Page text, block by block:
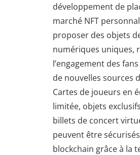
développement de
marché NFT
proposer des objets
numériques uniques,
l’engagement des
de nouvelles sources
Cartes de joueurs en
limitée, objets
billets de concert
peuvent être
blockchain grâce à la